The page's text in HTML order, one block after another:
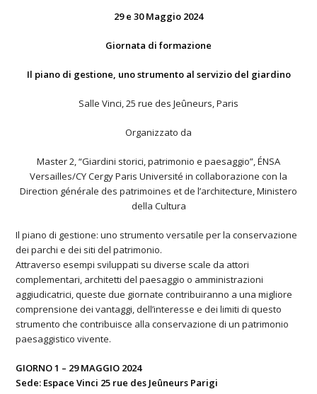
29 e 30 Maggio 2024
Giornata di formazione
Il piano di gestione, uno strumento al servizio del giardino
Salle Vinci, 25 rue des Jeûneurs, Paris
Organizzato da
Master 2, “Giardini storici, patrimonio e paesaggio”, ÉNSA
Versailles/CY Cergy Paris Université in collaborazione con la
Direction générale des patrimoines et de l’architecture, Ministero
della Cultura
Il piano di gestione: uno strumento versatile per la conservazione
dei parchi e dei siti del patrimonio.
Attraverso esempi sviluppati su diverse scale da attori
complementari, architetti del paesaggio o amministrazioni
aggiudicatrici, queste due giornate contribuiranno a una migliore
comprensione dei vantaggi, dell’interesse e dei limiti di questo
strumento che contribuisce alla conservazione di un patrimonio
paesaggistico vivente.
GIORNO 1 – 29 MAGGIO 2024
Sede: Espace Vinci 25 rue des Jeûneurs Parigi